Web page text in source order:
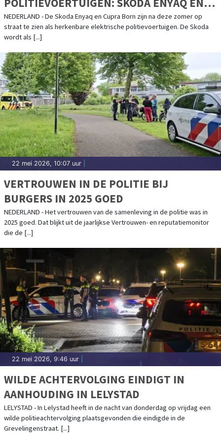
CUPRA BORN
NEDERLAND - De Skoda Enyaq en Cupra Born zijn na deze zomer op
straat te zien als herkenbare elektrische politievoertuigen. De Skoda
wordt als [...]
22 mei 2026, 10:07 uur
VERTROUWEN IN DE POLITIE BIJ
BURGERS IN 2025 GOED
NEDERLAND - Het vertrouwen van de samenleving in de politie was in
2025 goed. Dat blijkt uit de jaarlijkse Vertrouwen- en reputatiemonitor
die de [...]
22 mei 2026, 9:46 uur
WILDE ACHTERVOLGING EINDIGT IN
AANHOUDING IN LELYSTAD
LELYSTAD - In Lelystad heeft in de nacht van donderdag op vrijdag een
wilde politieachtervolging plaatsgevonden die eindigde in de
Grevelingenstraat. [...]